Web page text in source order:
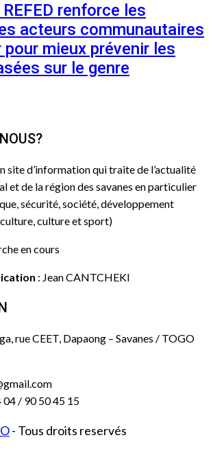
renforce les
acteurs communautaires
pour mieux prévenir les
sur le genre
site d’information qui traite de l’actualité
et de la région des savanes en particulier
sécurité, société, développement
culture et sport)
en cours
: Jean CANTCHEKI
rue CEET, Dapaong – Savanes / TOGO
04 / 90 50 45 15
- Tous droits reservés